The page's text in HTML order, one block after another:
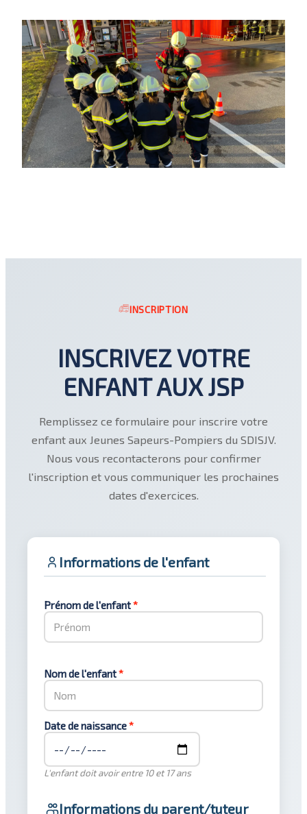
INSCRIPTION
INSCRIVEZ VOTRE
ENFANT AUX JSP
Remplissez ce formulaire pour inscrire votre
enfant aux Jeunes Sapeurs-Pompiers du SDISJV.
Nous vous recontacterons pour confirmer
l'inscription et vous communiquer les prochaines
dates d'exercices.
Informations de l'enfant
Prénom de l'enfant*
Nom de l'enfant*
Date de naissance*
L'enfant doit avoir entre 10 et 17 ans
Informations du parent/tuteur